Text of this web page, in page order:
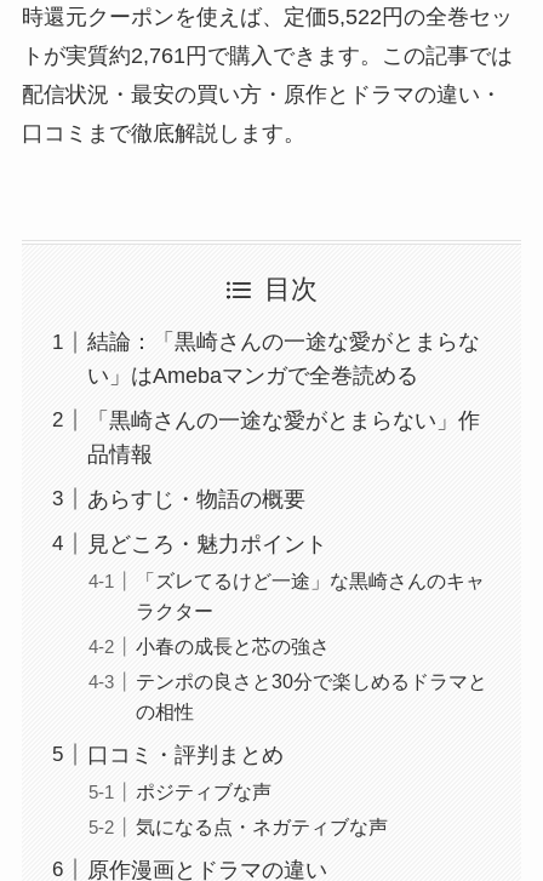
時還元クーポンを使えば、定価5,522円の全巻セッ
トが実質約2,761円で購入できます。この記事では
配信状況・最安の買い方・原作とドラマの違い・
口コミまで徹底解説します。
目次
結論：「黒崎さんの一途な愛がとまらな
い」はAmebaマンガで全巻読める
「黒崎さんの一途な愛がとまらない」作
品情報
あらすじ・物語の概要
見どころ・魅力ポイント
「ズレてるけど一途」な黒崎さんのキャ
ラクター
小春の成長と芯の強さ
テンポの良さと30分で楽しめるドラマと
の相性
口コミ・評判まとめ
ポジティブな声
気になる点・ネガティブな声
原作漫画とドラマの違い